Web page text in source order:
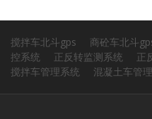
搅拌车北斗gps 商砼车北斗
控系统
正反转监测系统 正
搅拌车管理系统
混凝土车管